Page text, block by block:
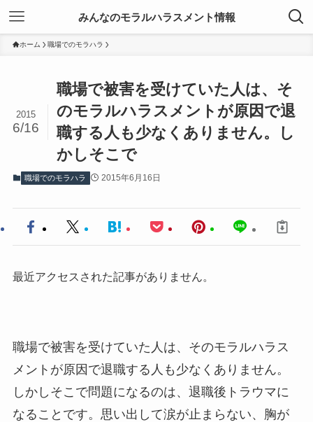
みんなのモラルハラスメント情報
ホーム 職場でのモラハラ
職場で被害を受けていた人は、そ
のモラルハラスメントが原因で退
職する人も少なくありません。し
かしそこで
2015
6/16
職場でのモラハラ 2015年6月16日
最近アクセスされた記事がありません。
職場で被害を受けていた人は、そのモラルハラス
メントが原因で退職する人も少なくありません。
しかしそこで問題になるのは、退職後トラウマに
なることです。思い出して涙が止まらない、胸が